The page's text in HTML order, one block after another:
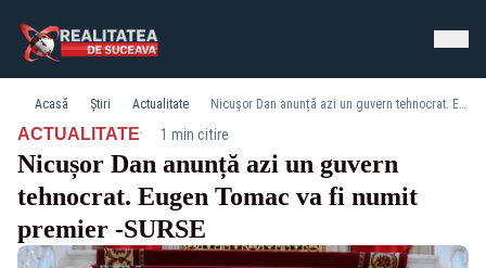
Acasă Știri Actualitate Nicușor Dan anunță azi un guvern tehnocrat. Eugen Tomac va fi numit premier -SURSE
ACTUALITATE· 1 min citire
Nicușor Dan anunță azi un guvern
tehnocrat. Eugen Tomac va fi numit
premier -SURSE